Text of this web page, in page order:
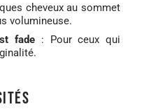
cheveux au sommet
volumineuse.
fade : Pour ceux qui